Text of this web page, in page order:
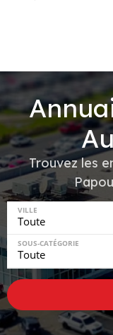
Trouvez les
VILLE
SOUS-CATÉGORIE